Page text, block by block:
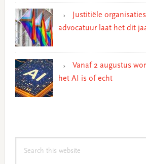
Justitiële
advocatuur laat het dit
Vanaf 2 augustus
het AI is of echt